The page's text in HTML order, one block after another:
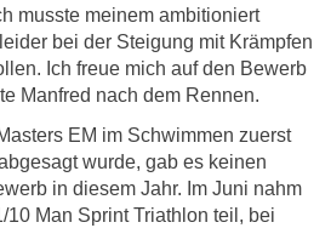
musste meinem ambitioniert
bei der Steigung mit Krämpfen
Ich freue mich auf den Bewerb
Manfred nach dem Rennen.
EM im Schwimmen zuerst
wurde, gab es keinen
in diesem Jahr. Im Juni nahm
10 Man Sprint Triathlon teil, bei